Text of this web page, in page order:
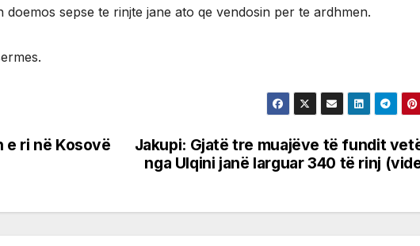
sepse te rinjte jane ato qe vendosin per te ardhmen.
Jakupi: Gjatë tre muajëve të fundit
nga Ulqini janë larguar 340 të rinj
e ri në Kosovë